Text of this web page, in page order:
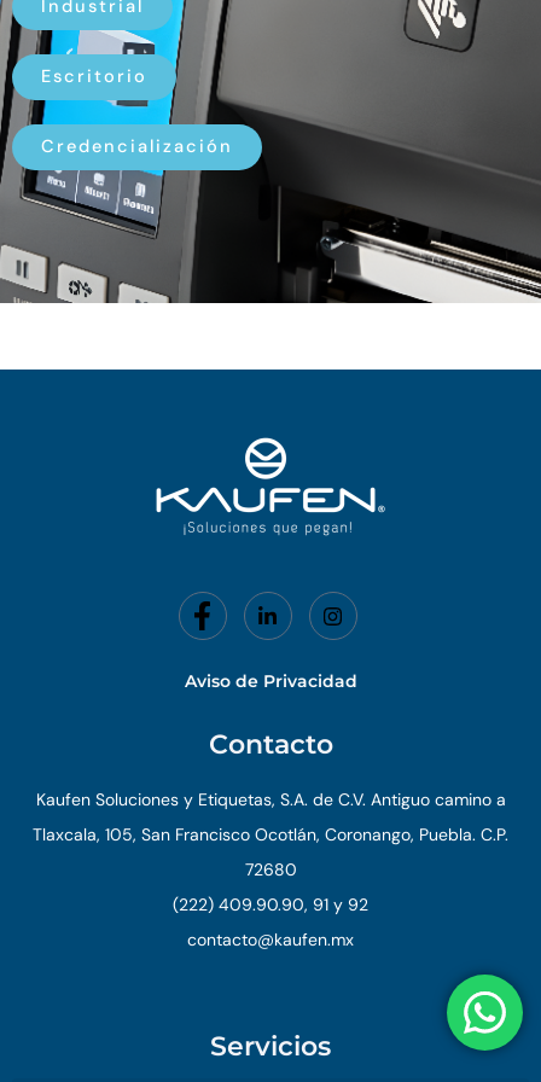
Industrial
Escritorio
Credencialización
Aviso de Privacidad
Contacto
Kaufen Soluciones y Etiquetas, S.A. de C.V. Antiguo camino a
Tlaxcala, 105, San Francisco Ocotlán, Coronango, Puebla. C.P.
72680
(222) 409.90.90, 91 y 92
contacto@kaufen.mx
Servicios